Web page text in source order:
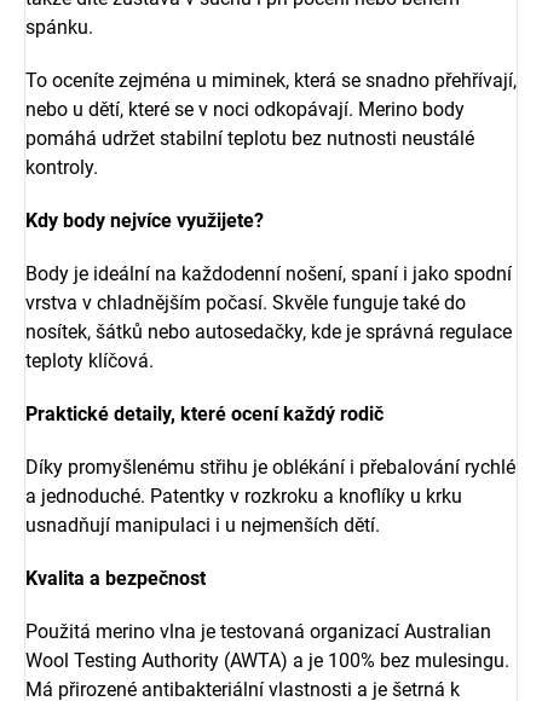
spánku.
To oceníte zejména u miminek, která se snadno přehřívají,
nebo u dětí, které se v noci odkopávají. Merino body
pomáhá udržet stabilní teplotu bez nutnosti neustálé
kontroly.
Kdy body nejvíce využijete?
Body je ideální na každodenní nošení, spaní i jako spodní
vrstva v chladnějším počasí. Skvěle funguje také do
nosítek, šátků nebo autosedačky, kde je správná regulace
teploty klíčová.
Praktické detaily, které ocení každý rodič
Díky promyšlenému střihu je oblékání i přebalování rychlé
a jednoduché. Patentky v rozkroku a knoflíky u krku
usnadňují manipulaci i u nejmenších dětí.
Kvalita a bezpečnost
Použitá merino vlna je testovaná organizací Australian
Wool Testing Authority (AWTA) a je 100% bez mulesingu.
Má přirozené antibakteriální vlastnosti a je šetrná k